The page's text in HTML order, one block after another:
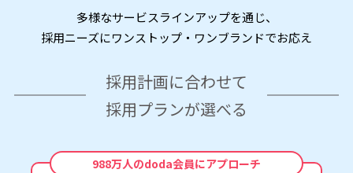
多様なサービスラインアップを通じ、
採用ニーズにワンストップ・ワンブランドでお応え
採用計画に合わせて
採用プランが選べる
988万人のdoda会員にアプローチ